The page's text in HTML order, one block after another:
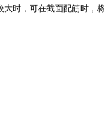
时，可在截面配筋时，